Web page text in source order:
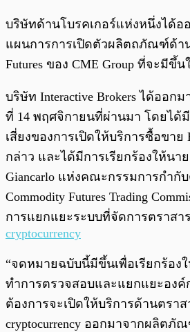
พร้อมเล่น
บริษัทด้านโบรคเกอร์แห่งหนึ่งได้อ
แผนการการเปิดตัวผลิตถภัณฑ์ด้า
Futures ของ CME Group ที่จะมีขึ้
บริษัท Interactive Brokers ได้ออก
ที่ 14 พฤศจิกายนที่ผ่านมา โดยได้
เสี่ยงของการเปิดให้บริการซื้อขาย
กล่าว และได้มีการเรียกร้องให้นาย
Giancarlo แห่งคณะกรรมการกำกั
Commodity Futures Trading
การแยกแยะระบบที่จัดการตราส
cryptocurrency
“จดหมายฉบับนี้มีขึ้นเพื่อเรียกร้อง
ทำการตรวจสอบและแยกแยะอง
ต้องการจะเปิดให้บริการด้านตรา
cryptocurrency ออกมาจากผลิตภั